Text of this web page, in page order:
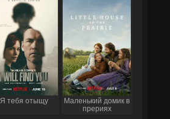
Я тебя отыщу
Маленький домик в
прериях